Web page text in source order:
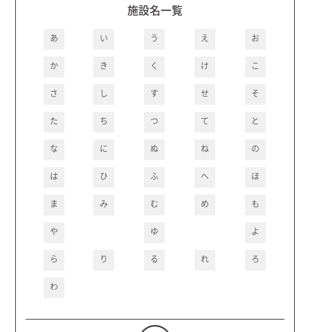
施設名一覧
あ い う え お
か き く け こ
さ し す せ そ
た ち つ て と
な に ぬ ね の
は ひ ふ へ ほ
ま み む め も
や ゆ よ
ら り る れ ろ
わ